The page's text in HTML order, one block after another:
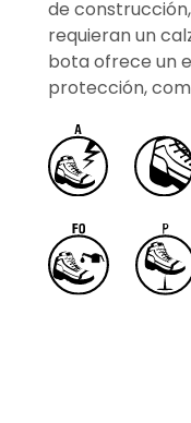
de
requieran un
bota ofrece un
protección,